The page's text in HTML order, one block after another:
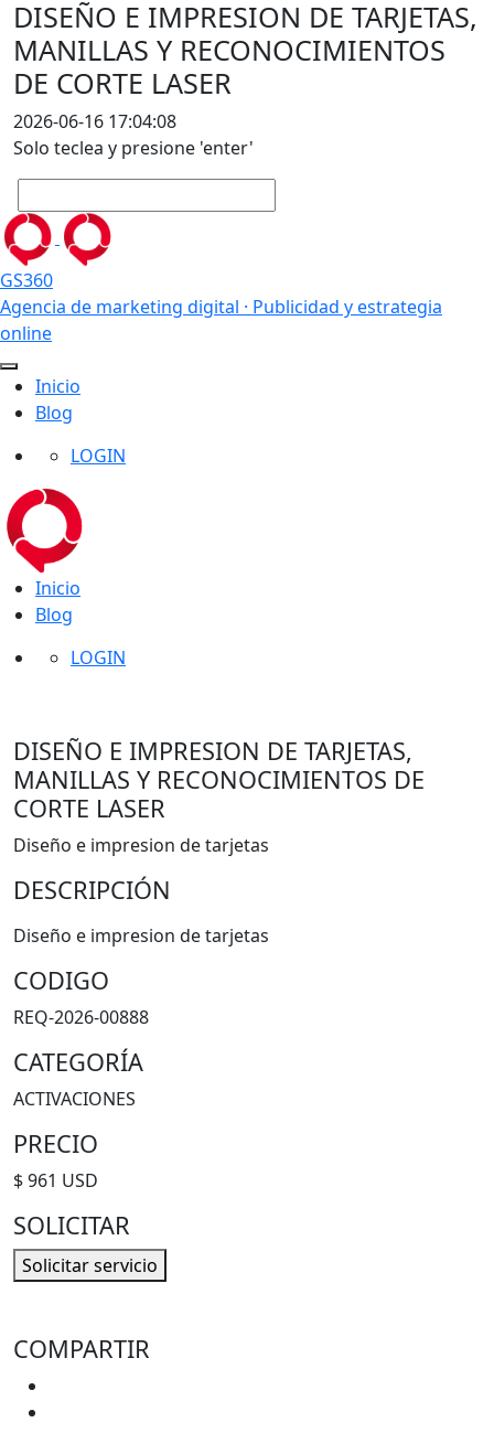
DISEÑO E IMPRESION DE TARJETAS,
MANILLAS Y RECONOCIMIENTOS
DE CORTE LASER
2026-06-16 17:04:08
Solo teclea y presione 'enter'
GS360
Agencia de marketing digital · Publicidad y estrategia
online
Inicio
Blog
LOGIN
Inicio
Blog
LOGIN
DISEÑO E IMPRESION DE TARJETAS,
MANILLAS Y RECONOCIMIENTOS DE
CORTE LASER
Diseño e impresion de tarjetas
DESCRIPCIÓN
Diseño e impresion de tarjetas
CODIGO
REQ-2026-00888
CATEGORÍA
ACTIVACIONES
PRECIO
$ 961 USD
SOLICITAR
Solicitar servicio
COMPARTIR